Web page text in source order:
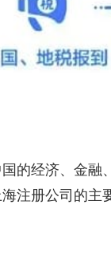
的经济、金
海注册公司的主